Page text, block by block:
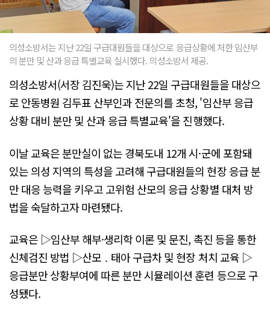
의성소방서는 지난 22일 구급대원들을 대상으로 응급상황에 처한 임산부
의 분만 및 산과 응급 특별교육 실시했다. 의성소방서 제공.
의성소방서(서장 김진욱)는 지난 22일 구급대원들을 대상으
로 안동병원 김두표 산부인과 전문의를 초청, '임산부 응급
상황 대비 분만 및 산과 응급 특별교육'을 진행했다.
이날 교육은 분만실이 없는 경북도내 12개 시·군에 포함돼
있는 의성 지역의 특성을 고려해 구급대원들의 현장 응급 분
만 대응 능력을 키우고 고위험 산모의 응급 상황별 대처 방
법을 숙달하고자 마련됐다.
교육은 ▷임산부 해부·생리학 이론 및 문진, 촉진 등을 통한
신체검진 방법 ▷산모 ․ 태아 구급차 및 현장 처치 교육 ▷
응급분만 상황부여에 따른 분만 시뮬레이션 훈련 등으로 구
성됐다.